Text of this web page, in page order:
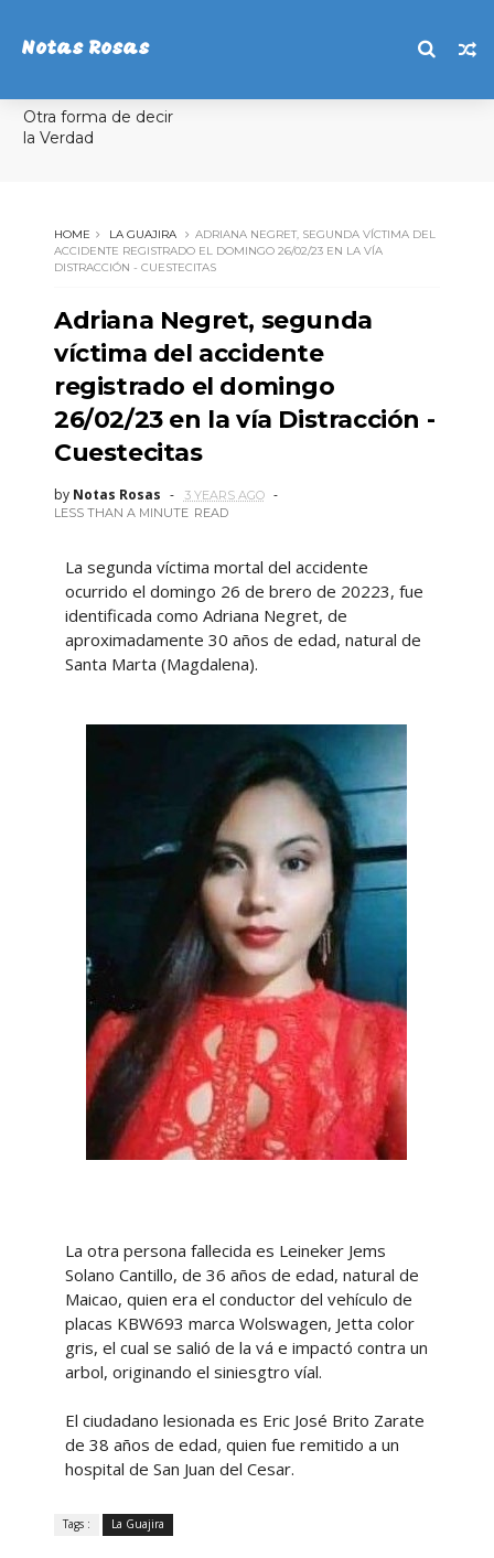
Notas Rosas
Otra forma de decir
la Verdad
HOME LA GUAJIRA
ADRIANA NEGRET, SEGUNDA VÍCTIMA DEL
ACCIDENTE REGISTRADO EL DOMINGO 26/02/23 EN LA VÍA
DISTRACCIÓN - CUESTECITAS
Adriana Negret, segunda
víctima del accidente
registrado el domingo
26/02/23 en la vía Distracción -
Cuestecitas
by Notas Rosas
3 YEARS AGO
LESS THAN A MINUTE READ
La segunda víctima mortal del accidente
ocurrido el domingo 26 de brero de 20223, fue
identificada como Adriana Negret, de
aproximadamente 30 años de edad, natural de
Santa Marta (Magdalena).
La otra persona fallecida es Leineker Jems
Solano Cantillo, de 36 años de edad, natural de
Maicao, quien era el conductor del vehículo de
placas KBW693 marca Wolswagen, Jetta color
gris, el cual se salió de la vá e impactó contra un
arbol, originando el siniesgtro víal.
El ciudadano lesionada es Eric José Brito Zarate
de 38 años de edad, quien fue remitido a un
hospital de San Juan del Cesar.
Tags : La Guajira